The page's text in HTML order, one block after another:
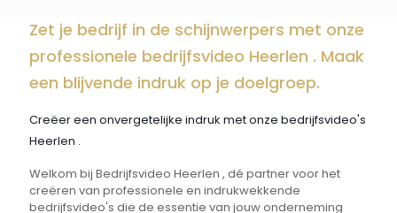
Zet je bedrijf in de schijnwerpers met onze
professionele bedrijfsvideo Heerlen . Maak
een blijvende indruk op je doelgroep.
Creëer een onvergetelijke indruk met onze bedrijfsvideo's
Heerlen .
Welkom bij Bedrijfsvideo Heerlen , dé partner voor het
creëren van professionele en indrukwekkende
bedrijfsvideo's die de essentie van jouw onderneming